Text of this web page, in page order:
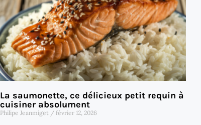
La saumonette, ce délicieux petit requin à
cuisiner absolument
Philipe Jeanmiget février 12, 2026